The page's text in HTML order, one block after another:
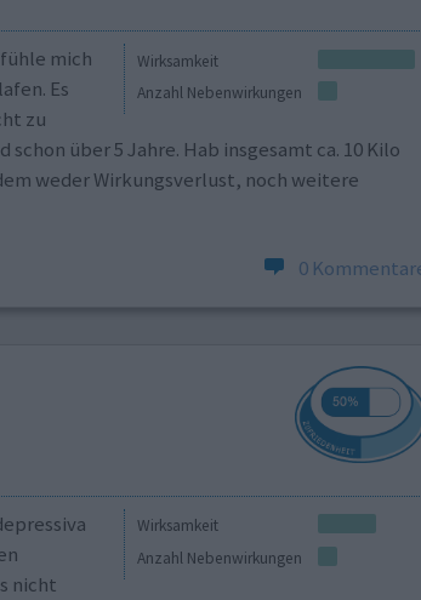
Wirksamkeit
Anzahl Nebenwirkungen
mich
Es
zu
über 5 Jahre. Hab insgesamt ca. 10 Kilo
weder Wirkungsverlust, noch weitere
0
Wirksamkeit
Anzahl Nebenwirkungen
nicht